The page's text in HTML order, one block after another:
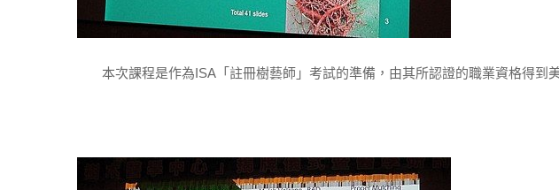
本次課程是作為ISA「註冊樹藝師」考試的準備，由其所認證的職業資格得到